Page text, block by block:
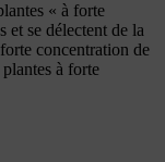
« à forte
et se délectent de la
concentration de
à forte